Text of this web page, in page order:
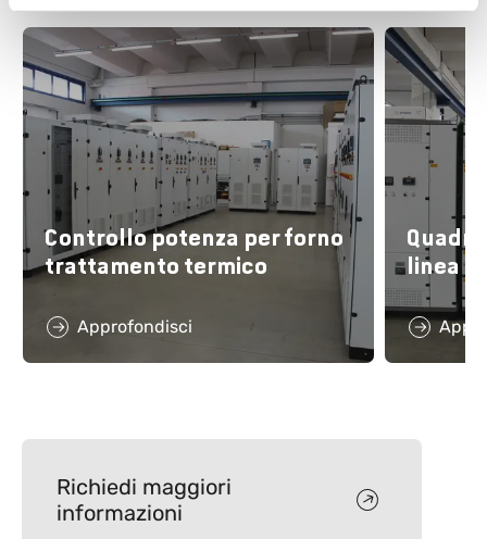
Controllo potenza per forno
trattamento termico
Approfondisci
Quadri
linea
Richiedi maggiori
informazioni